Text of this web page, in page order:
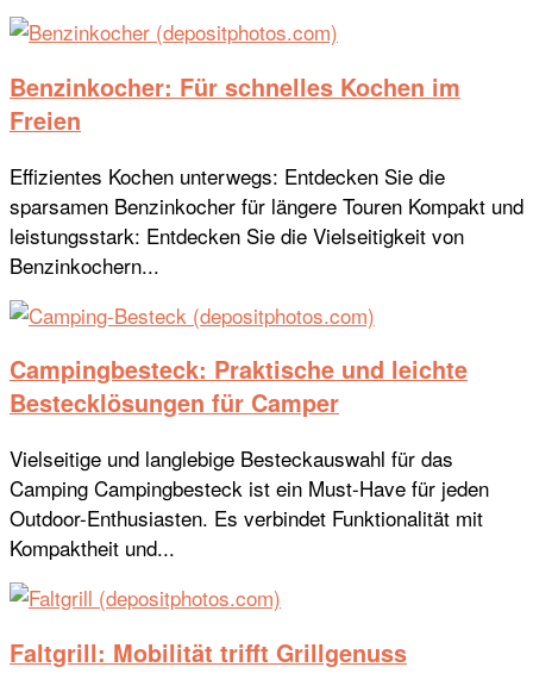
Benzinkocher: Für schnelles Kochen im
Freien
Effizientes Kochen unterwegs: Entdecken Sie die
sparsamen Benzinkocher für längere Touren Kompakt und
leistungsstark: Entdecken Sie die Vielseitigkeit von
Benzinkochern...
Campingbesteck: Praktische und leichte
Bestecklösungen für Camper
Vielseitige und langlebige Besteckauswahl für das
Camping Campingbesteck ist ein Must-Have für jeden
Outdoor-Enthusiasten. Es verbindet Funktionalität mit
Kompaktheit und...
Faltgrill: Mobilität trifft Grillgenuss